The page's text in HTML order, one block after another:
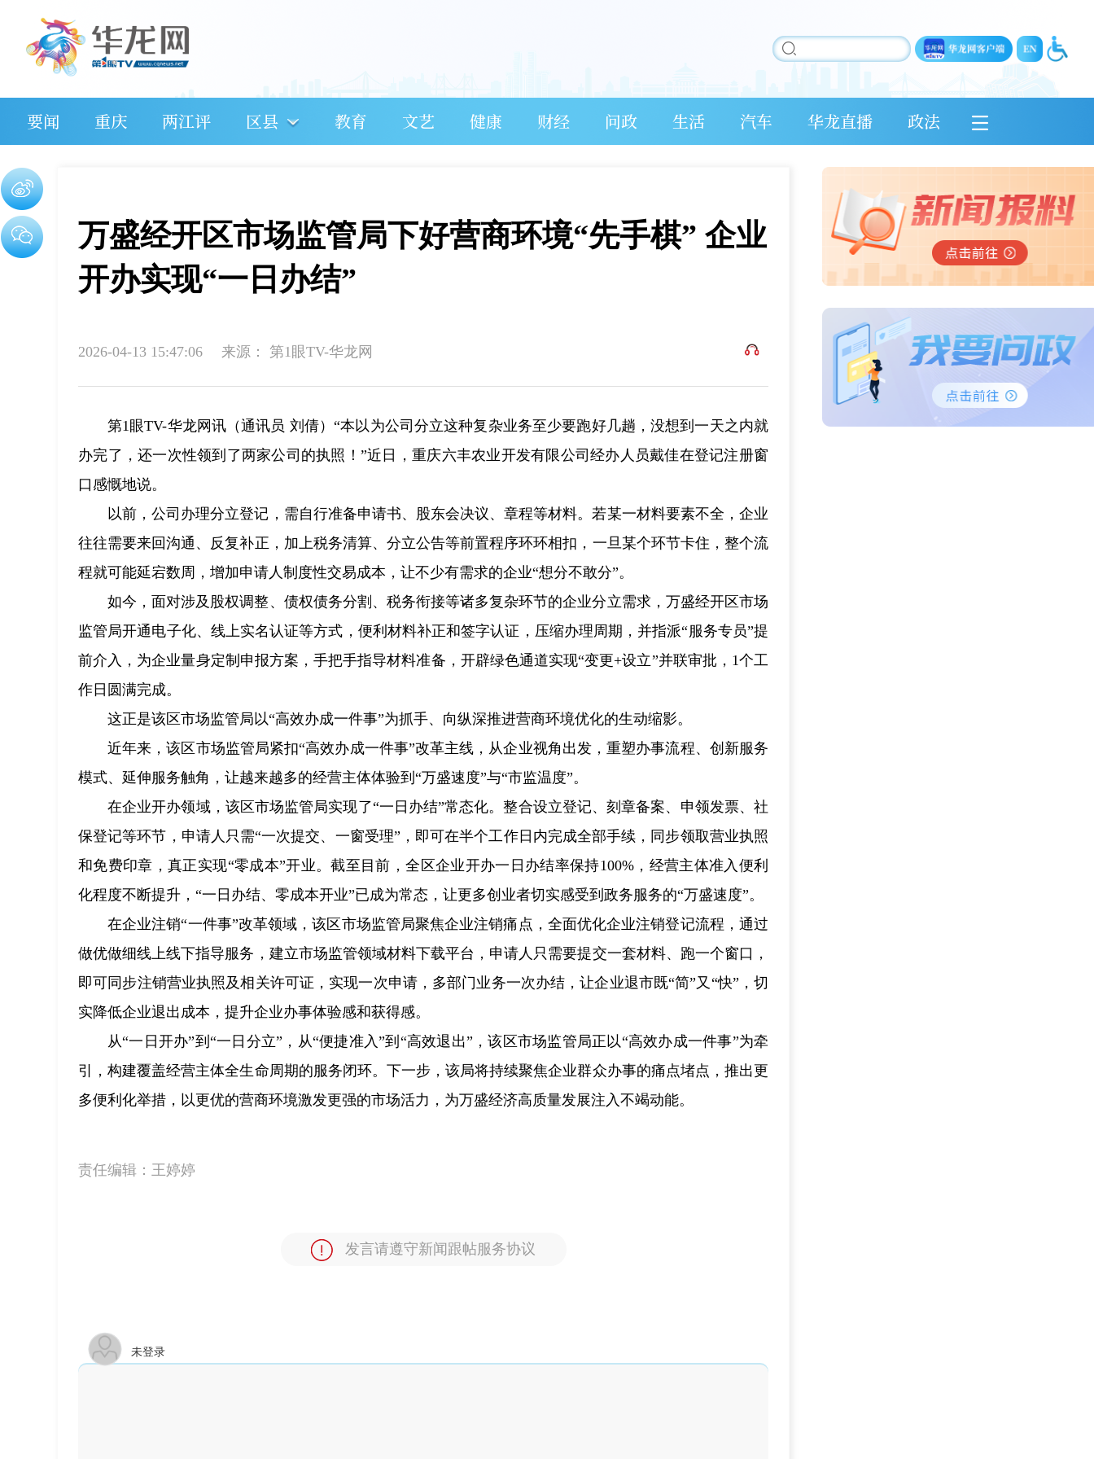
要闻 重庆 两江评 区县 教育 文艺 健康 财经 问政 生活 汽车 华龙直播 政法
万盛经开区市场监管局下好营商环境“先手棋” 企业
开办实现“一日办结”
2026-04-13 15:47:06 来源： 第1眼TV-华龙网
第1眼TV-华龙网讯（通讯员 刘倩）“本以为公司分立这种复杂业务至少要跑好几趟，没想到一天之内就
办完了，还一次性领到了两家公司的执照！”近日，重庆六丰农业开发有限公司经办人员戴佳在登记注册窗
口感慨地说。
以前，公司办理分立登记，需自行准备申请书、股东会决议、章程等材料。若某一材料要素不全，企业
往往需要来回沟通、反复补正，加上税务清算、分立公告等前置程序环环相扣，一旦某个环节卡住，整个流
程就可能延宕数周，增加申请人制度性交易成本，让不少有需求的企业“想分不敢分”。
如今，面对涉及股权调整、债权债务分割、税务衔接等诸多复杂环节的企业分立需求，万盛经开区市场
监管局开通电子化、线上实名认证等方式，便利材料补正和签字认证，压缩办理周期，并指派“服务专员”提
前介入，为企业量身定制申报方案，手把手指导材料准备，开辟绿色通道实现“变更+设立”并联审批，1个工
作日圆满完成。
这正是该区市场监管局以“高效办成一件事”为抓手、向纵深推进营商环境优化的生动缩影。
近年来，该区市场监管局紧扣“高效办成一件事”改革主线，从企业视角出发，重塑办事流程、创新服务
模式、延伸服务触角，让越来越多的经营主体体验到“万盛速度”与“市监温度”。
在企业开办领域，该区市场监管局实现了“一日办结”常态化。整合设立登记、刻章备案、申领发票、社
保登记等环节，申请人只需“一次提交、一窗受理”，即可在半个工作日内完成全部手续，同步领取营业执照
和免费印章，真正实现“零成本”开业。截至目前，全区企业开办一日办结率保持100%，经营主体准入便利
化程度不断提升，“一日办结、零成本开业”已成为常态，让更多创业者切实感受到政务服务的“万盛速度”。
在企业注销“一件事”改革领域，该区市场监管局聚焦企业注销痛点，全面优化企业注销登记流程，通过
做优做细线上线下指导服务，建立市场监管领域材料下载平台，申请人只需要提交一套材料、跑一个窗口，
即可同步注销营业执照及相关许可证，实现一次申请，多部门业务一次办结，让企业退市既“简”又“快”，切
实降低企业退出成本，提升企业办事体验感和获得感。
从“一日开办”到“一日分立”，从“便捷准入”到“高效退出”，该区市场监管局正以“高效办成一件事”为牵
引，构建覆盖经营主体全生命周期的服务闭环。下一步，该局将持续聚焦企业群众办事的痛点堵点，推出更
多便利化举措，以更优的营商环境激发更强的市场活力，为万盛经济高质量发展注入不竭动能。
责任编辑： 王婷婷
发言请遵守新闻跟帖服务协议
未登录